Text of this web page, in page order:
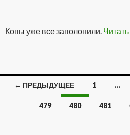
Копы уже все заполонили.
Навигация
← ПРЕДЫДУЩЕЕ 1 …
479 480 481